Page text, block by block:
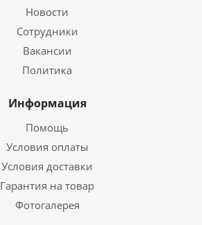
Новости
Сотрудники
Вакансии
Политика
Информация
Помощь
Условия оплаты
Условия доставки
Гарантия на товар
Фотогалерея